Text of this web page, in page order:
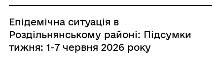
Епідемічна ситуація в
Роздільнянському районі: Підсумки
тижня: 1-7 червня 2026 року